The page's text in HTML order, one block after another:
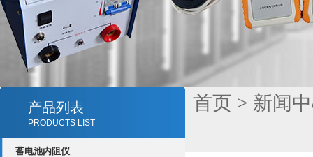
产品列表
PRODUCTS LIST
蓄电池内阻仪
首页 > 新闻